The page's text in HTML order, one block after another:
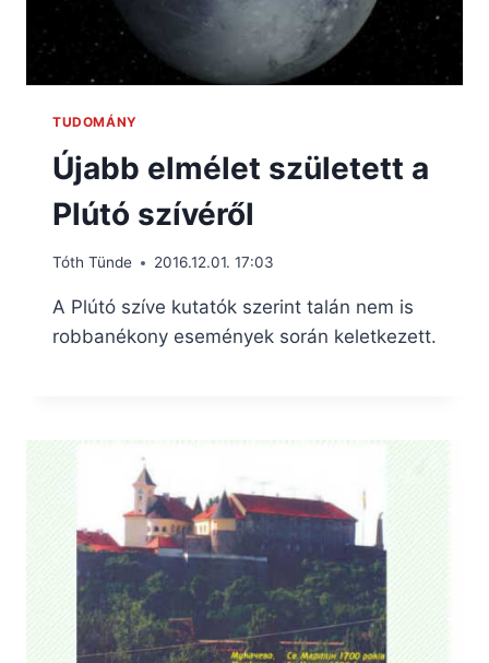
TUDOMÁNY
Újabb elmélet született a
Plútó szívéről
Tóth Tünde 2016.12.01. 17:03
A Plútó szíve kutatók szerint talán nem is
robbanékony események során keletkezett.